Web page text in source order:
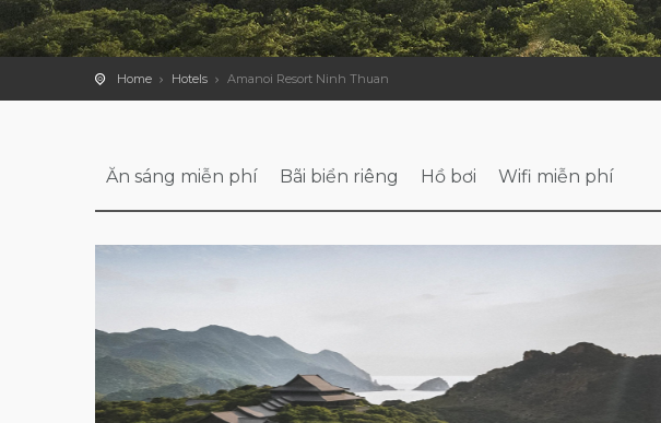
Home Hotels Amanoi Resort Ninh Thuan
Ăn sáng miễn phí Bãi biển riêng Hồ bơi Wifi miễn phí